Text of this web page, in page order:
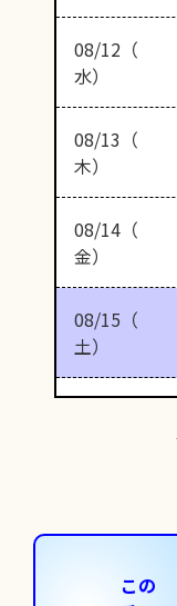
08/12（
水）
08/13（
木）
08/14（
金）
08/15（
土）
この